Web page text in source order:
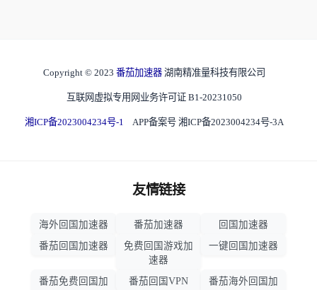
Copyright © 2023 番茄加速器 湖南精准量科技有限公司
互联网虚拟专用网业务许可证 B1-20231050
湘ICP备2023004234号-1 APP备案号 湘ICP备2023004234号-3A
友情链接
海外回国加速器 番茄加速器
回国加速器
番茄回国加速器
免费回国游戏加
速器
一键回国加速器
番茄免费回国加 番茄回国VPN 番茄海外回国加